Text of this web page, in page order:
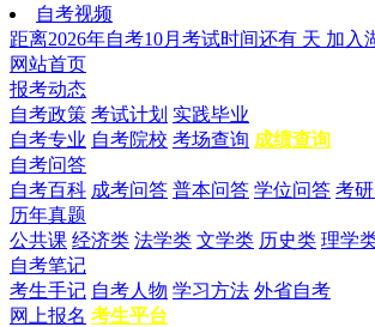
自考视频
距离2026年自考10月考试时间还有 天 加入
网站首页
报考动态
自考政策 考试计划 实践毕业
自考专业 自考院校 考场查询 成绩查询
自考问答
自考百科 成考问答 普本问答 学位问答 考
历年真题
公共课 经济类 法学类 文学类 历史类 理学
自考笔记
考生手记 自考人物 学习方法 外省自考
网上报名 考生平台